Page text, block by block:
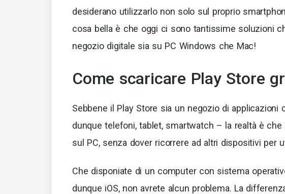
desiderano utilizzarlo non solo sul proprio
cosa bella è che oggi ci sono tantissime soluzioni
negozio digitale sia su PC Windows che Mac!
Come scaricare Play Store
Sebbene il Play Store sia un negozio di applicazioni
dunque telefoni, tablet, smartwatch – la realtà è
sul PC, senza dover ricorrere ad altri dispositivi per
Che disponiate di un computer con sistema
dunque iOS, non avrete alcun problema. La